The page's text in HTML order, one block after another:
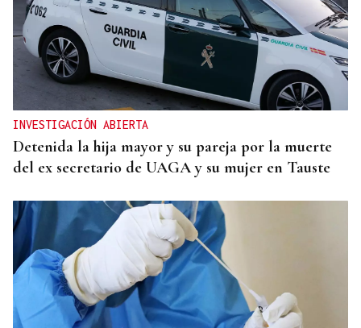
INVESTIGACIÓN ABIERTA
Detenida la hija mayor y su pareja por la muerte
del ex secretario de UAGA y su mujer en Tauste